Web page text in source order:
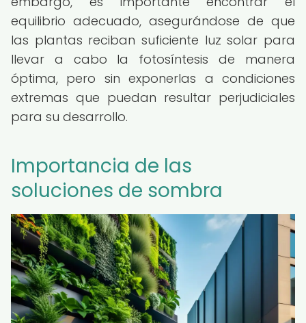
equilibrio adecuado, asegurándose de que
las plantas reciban suficiente luz solar para
llevar a cabo la fotosíntesis de manera
óptima, pero sin exponerlas a condiciones
extremas que puedan resultar perjudiciales
para su desarrollo.
Importancia de las
soluciones de sombra